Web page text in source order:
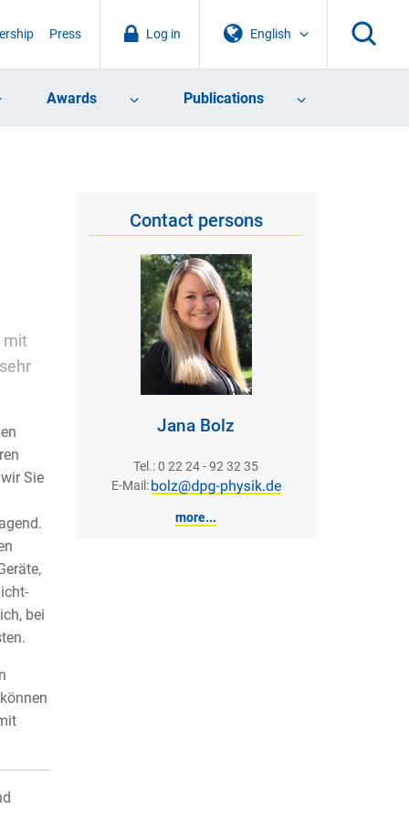
English
Log in
Press
Awards Publications
mit
Sie
bei
Contact persons
Jana Bolz
Tel.: 0 22 24 - 92 32 35
E-Mail:
more...